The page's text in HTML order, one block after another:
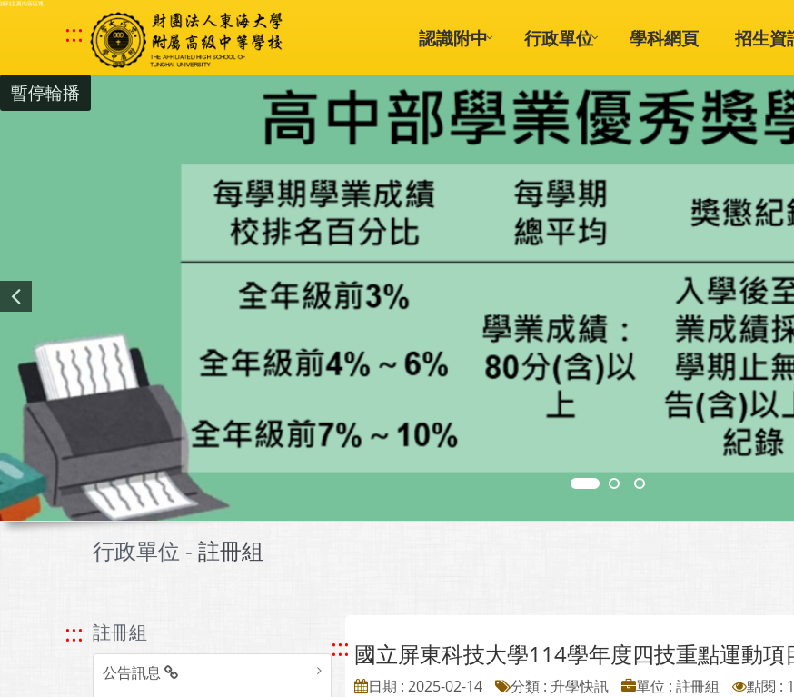
跳到主要內容區塊
::: 認識附中 行政單位 學科網頁 招生資
暫停輪播
行政單位 - 註冊組
::: 註冊組
公告訊息
::: 國立屏東科技大學114學年度四技重點運動
日期 : 2025-02-14 分類 : 升學快訊 單位 : 註冊組 點閱 :